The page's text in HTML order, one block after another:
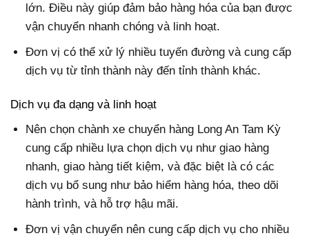
lớn. Điều này giúp đảm bảo hàng hóa của bạn được
vận chuyển nhanh chóng và linh hoạt.
Đơn vị có thể xử lý nhiều tuyến đường và cung cấp
dịch vụ từ tỉnh thành này đến tỉnh thành khác.
Dịch vụ đa dạng và linh hoạt
Nên chọn chành xe chuyển hàng Long An Tam Kỳ
cung cấp nhiều lựa chọn dịch vụ như giao hàng
nhanh, giao hàng tiết kiệm, và đặc biệt là có các
dịch vụ bổ sung như bảo hiểm hàng hóa, theo dõi
hành trình, và hỗ trợ hậu mãi.
Đơn vị vận chuyển nên cung cấp dịch vụ cho nhiều